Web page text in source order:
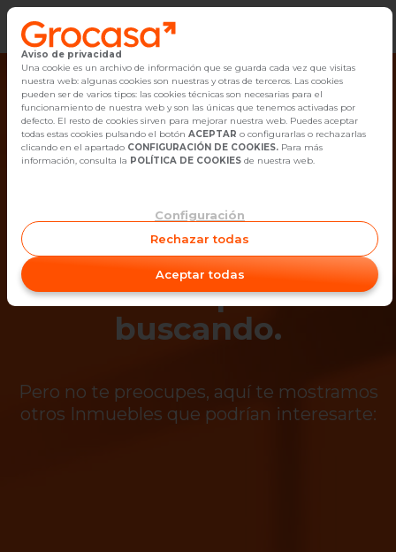
Vender
Buscar Inmuebles
Alquiler
Empleo
Oficinas
Contacto
¡Ups! Ya no está
disponible el
inmueble que estás
buscando.
Pero no te preocupes, aquí te mostramos
otros Inmuebles que podrían interesarte:
Aviso de privacidad
Una cookie es un archivo de información que se guarda cada vez que visitas
nuestra web: algunas cookies son nuestras y otras de terceros. Las cookies
pueden ser de varios tipos: las cookies técnicas son necesarias para el
funcionamiento de nuestra web y son las únicas que tenemos activadas por
defecto. El resto de cookies sirven para mejorar nuestra web. Puedes aceptar
todas estas cookies pulsando el botón ACEPTAR o configurarlas o rechazarlas
clicando en el apartado CONFIGURACIÓN DE COOKIES. Para más
información, consulta la POLÍTICA DE COOKIES de nuestra web.
Configuración
Rechazar todas
Aceptar todas